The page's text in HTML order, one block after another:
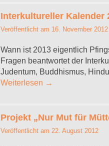
Interkultureller Kalender
Veröffentlicht am 16. November 2012
Wann ist 2013 eigentlich
Fragen beantwortet der
Judentum, Buddhismus,
Weiterlesen →
Projekt „Nur Mut für
Veröffentlicht am 22. August 2012